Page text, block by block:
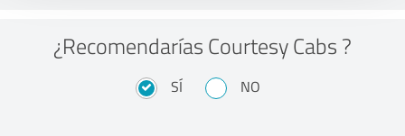
¿Recomendarías Courtesy Cabs ?
SÍ NO